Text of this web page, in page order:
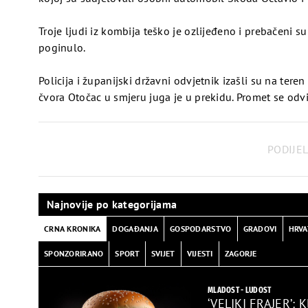
Troje ljudi iz kombija teško je ozlijeđeno i prebačeni
poginulo.
Policija i županijski državni odvjetnik izašli su na
čvora Otočac u smjeru juga je u prekidu. Promet se
Najnovije po kategorijama
CRNA KRONIKA DOGAĐANJA GOSPODARSTVO GRADOVI
SPONZORIRANO SPORT SVIJET VIJESTI ZAGORJE
MLADOST - LUDOST
‘VELIKI
video
Pogledaj